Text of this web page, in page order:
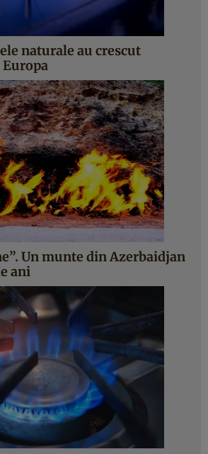
naturale au crescut
Un munte din Azerbaidjan
ani